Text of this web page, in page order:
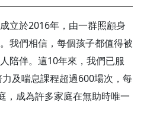
立於2016年，由一群照顧身
我們相信，每個孩子都值得被
陪伴。這10年來，我們已服
及喘息課程超過600場次，每
，成為許多家庭在無助時唯一